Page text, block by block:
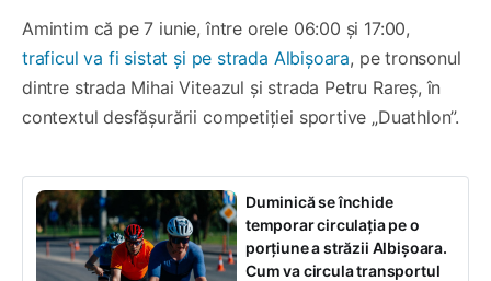
Amintim că pe 7 iunie, între orele 06:00 și 17:00,
traficul va fi sistat și pe strada Albișoara, pe tronsonul
dintre strada Mihai Viteazul și strada Petru Rareș, în
contextul desfășurării competiției sportive „Duathlon”.
Duminică se închide
temporar circulația pe o
porțiune a străzii Albișoara.
Cum va circula transportul